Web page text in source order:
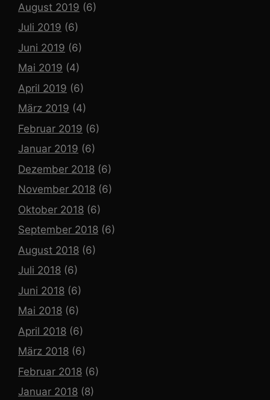
August 2019 (6)
Juli 2019 (6)
Juni 2019 (6)
Mai 2019 (4)
April 2019 (6)
März 2019 (4)
Februar 2019 (6)
Januar 2019 (6)
Dezember 2018 (6)
November 2018 (6)
Oktober 2018 (6)
September 2018 (6)
August 2018 (6)
Juli 2018 (6)
Juni 2018 (6)
Mai 2018 (6)
April 2018 (6)
März 2018 (6)
Februar 2018 (6)
Januar 2018 (8)